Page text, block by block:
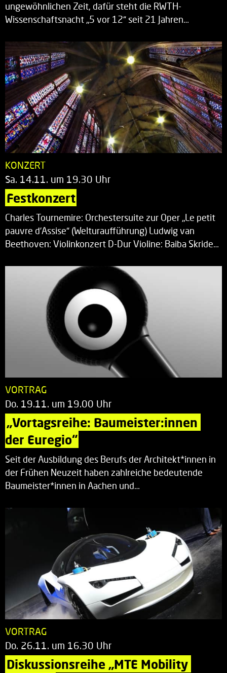
ungewöhnlichen Zeit, dafür steht die RWTH-
Wissenschaftsnacht „5 vor 12“ seit 21 Jahren…
KONZERT
Sa. 14.11. um 19.30 Uhr
Festkonzert
Charles Tournemire: Orchestersuite zur Oper „Le petit
pauvre d’Assise“ (Welturaufführung) Ludwig van
Beethoven: Violinkonzert D-Dur Violine: Baiba Skride…
VORTRAG
Do. 19.11. um 19.00 Uhr
„Vortagsreihe: Baumeister:innen
der Euregio“
Seit der Ausbildung des Berufs der Architekt*innen in
der Frühen Neuzeit haben zahlreiche bedeutende
Baumeister*innen in Aachen und…
VORTRAG
Do. 26.11. um 16.30 Uhr
Diskussionsreihe „MTE Mobility